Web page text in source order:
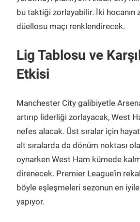
bu taktiği zorlayabilir. İki hocanın
düellosu maçı renklendirecek.
Lig Tablosu ve
Etkisi
Manchester City galibiyetle
artırıp liderliği zorlayacak, West
nefes alacak. Üst sıralar için
alt sıralarda da dönüm noktası
oynarken West Ham kümede
direnecek. Premier League’in
böyle eşleşmeleri sezonun en
yapıyor.